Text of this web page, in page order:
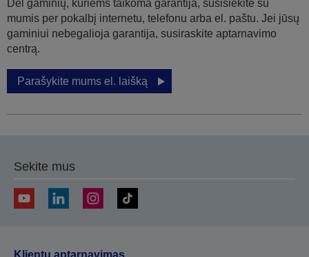
Dėl gaminių, kuriems taikoma garantija, susisiekite su
mumis per pokalbį internetu, telefonu arba el. paštu. Jei jūsų
gaminiui nebegalioja garantija, susiraskite aptarnavimo
centrą.
Parašykite mums el. laišką
Sekite mus